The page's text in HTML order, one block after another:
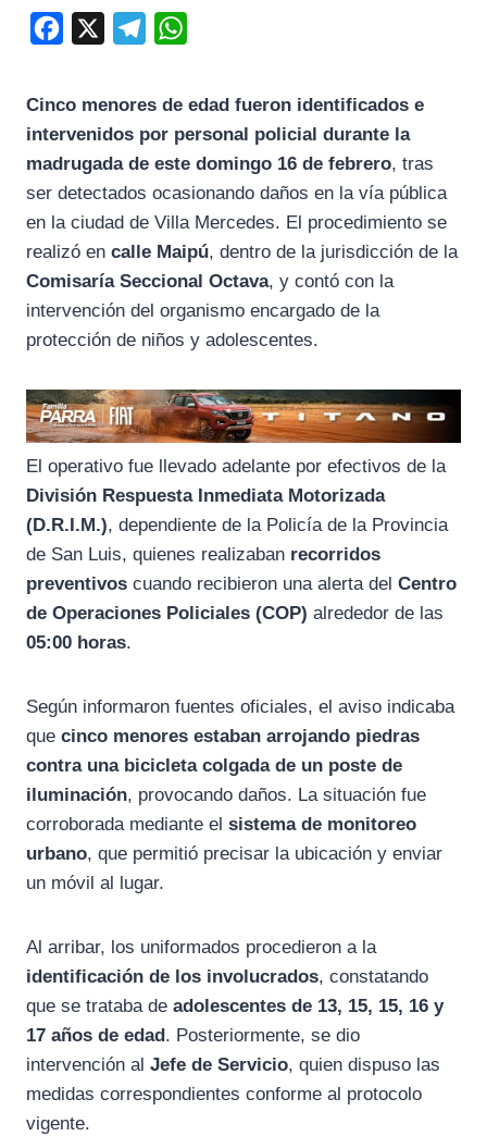
b
o
o
k
g
a
m
s
A
p
p
Cinco menores de edad fueron identificados e
intervenidos por personal policial durante la
madrugada de este domingo 16 de febrero, tras
ser detectados ocasionando daños en la vía pública
en la ciudad de Villa Mercedes. El procedimiento se
realizó en calle Maipú, dentro de la jurisdicción de la
Comisaría Seccional Octava, y contó con la
intervención del organismo encargado de la
protección de niños y adolescentes.
El operativo fue llevado adelante por efectivos de la
División Respuesta Inmediata Motorizada
(D.R.I.M.), dependiente de la Policía de la Provincia
de San Luis, quienes realizaban recorridos
preventivos cuando recibieron una alerta del Centro
de Operaciones Policiales (COP) alrededor de las
05:00 horas.
Según informaron fuentes oficiales, el aviso indicaba
que cinco menores estaban arrojando piedras
contra una bicicleta colgada de un poste de
iluminación, provocando daños. La situación fue
corroborada mediante el sistema de monitoreo
urbano, que permitió precisar la ubicación y enviar
un móvil al lugar.
Al arribar, los uniformados procedieron a la
identificación de los involucrados, constatando
que se trataba de adolescentes de 13, 15, 15, 16 y
17 años de edad. Posteriormente, se dio
intervención al Jefe de Servicio, quien dispuso las
medidas correspondientes conforme al protocolo
vigente.